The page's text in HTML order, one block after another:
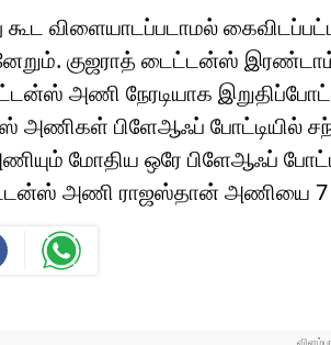
கூட விளையாடப்படாமல்
குஜராத் டைட்டன்ஸ்
அணி நேரடியாக
பிளேஆஃப் போட்டியில்
மோதிய ஒரே பிளேஆஃப்
அணி ராஜஸ்தான் அணியை 7